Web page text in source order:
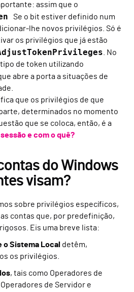
assim que o
Se o bit estiver definido num
lhe novos privilégios. Só é
os privilégios que já estão
. No
de token utilizando
abre a porta a situações de
que os privilégios de que
determinados no momento
que se coloca, então, é a
e com o quê?
do Windows
visam?
sobre privilégios específicos,
contas que, por predefinição,
Eis uma breve lista:
o Sistema Local detêm,
os privilégios.
, tais como Operadores de
de Servidor e